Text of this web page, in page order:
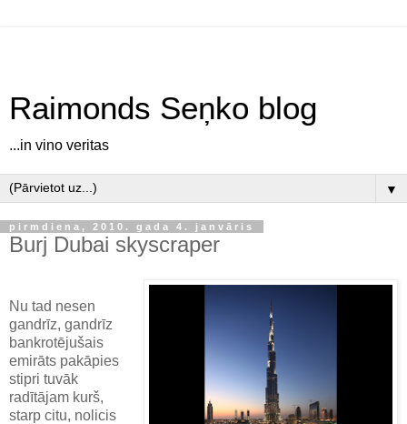
Raimonds Seņko blog
...in vino veritas
▼
pirmdiena, 2010. gada 4. janvāris
Burj Dubai skyscraper
Nu tad nesen
gandrīz, gandrīz
bankrotējušais
emirāts pakāpies
stipri tuvāk
radītājam kurš,
starp citu, nolicis